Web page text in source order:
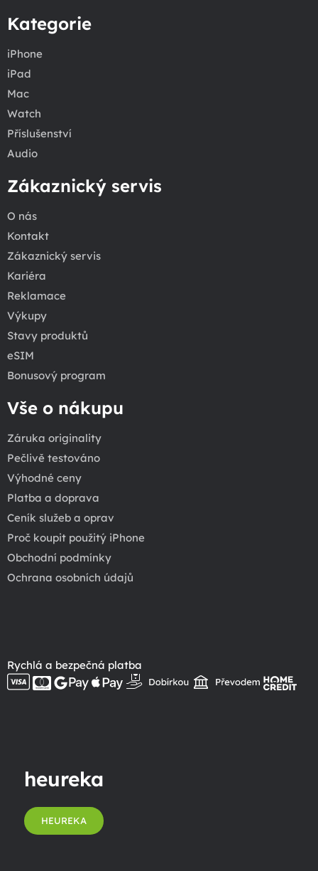
Kategorie
iPhone
iPad
Mac
Watch
Příslušenství
Audio
Zákaznický servis
O nás
Kontakt
Zákaznický servis
Kariéra
Reklamace
Výkupy
Stavy produktů
eSIM
Bonusový program
Vše o nákupu
Záruka originality
Pečlivě testováno
Výhodné ceny
Platba a doprava
Ceník služeb a oprav
Proč koupit použitý iPhone
Obchodní podmínky
Ochrana osobních údajů
Rychlá a bezpečná platba
heureka
HEUREKA